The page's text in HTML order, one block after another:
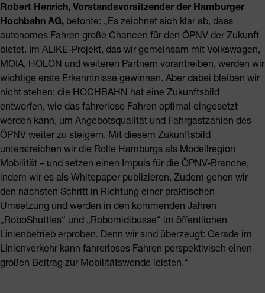
Robert Henrich, Vorstandsvorsitzender der Hamburger
Hochbahn AG, betonte: „Es zeichnet sich klar ab, dass
autonomes Fahren große Chancen für den ÖPNV der Zukunft
bietet. Im ALIKE-Projekt, das wir gemeinsam mit Volkswagen,
MOIA, HOLON und weiteren Partnern vorantreiben, werden wir
wichtige erste Erkenntnisse gewinnen. Aber dabei bleiben wir
nicht stehen: die HOCHBAHN hat eine Zukunftsbild
entworfen, wie das fahrerlose Fahren optimal eingesetzt
werden kann, um Angebotsqualität und Fahrgastzahlen des
ÖPNV weiter zu steigern. Mit diesem Zukunftsbild
unterstreichen wir die Rolle Hamburgs als Modellregion
Mobilität – und setzen einen Impuls für die ÖPNV-Branche,
indem wir es als Whitepaper publizieren. Zudem gehen wir
den nächsten Schritt in Richtung einer praktischen
Umsetzung und werden in den kommenden Jahren
„RoboShuttles“ und „Robomidibusse“ im öffentlichen
Linienbetrieb erproben. Denn wir sind überzeugt: Gerade im
Linienverkehr kann fahrerloses Fahren perspektivisch einen
großen Beitrag zur Mobilitätswende leisten.“